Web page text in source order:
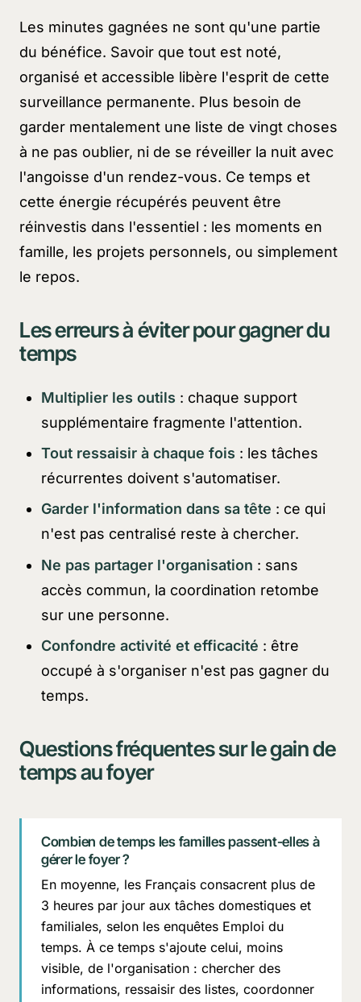
Les minutes gagnées ne sont qu'une partie
du bénéfice. Savoir que tout est noté,
organisé et accessible libère l'esprit de cette
surveillance permanente. Plus besoin de
garder mentalement une liste de vingt choses
à ne pas oublier, ni de se réveiller la nuit avec
l'angoisse d'un rendez-vous. Ce temps et
cette énergie récupérés peuvent être
réinvestis dans l'essentiel : les moments en
famille, les projets personnels, ou simplement
le repos.
Les erreurs à éviter pour gagner du
temps
Multiplier les outils : chaque support
supplémentaire fragmente l'attention.
Tout ressaisir à chaque fois : les tâches
récurrentes doivent s'automatiser.
Garder l'information dans sa tête : ce qui
n'est pas centralisé reste à chercher.
Ne pas partager l'organisation : sans
accès commun, la coordination retombe
sur une personne.
Confondre activité et efficacité : être
occupé à s'organiser n'est pas gagner du
temps.
Questions fréquentes sur le gain de
temps au foyer
Combien de temps les familles passent-elles à
gérer le foyer ?
En moyenne, les Français consacrent plus de
3 heures par jour aux tâches domestiques et
familiales, selon les enquêtes Emploi du
temps. À ce temps s'ajoute celui, moins
visible, de l'organisation : chercher des
informations, ressaisir des listes, coordonner